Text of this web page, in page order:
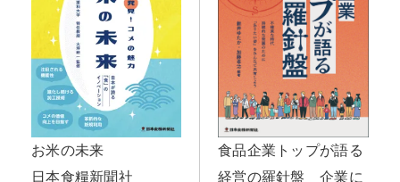
お米の未来
日本食糧新聞社
食品企業トップが語る
経営の羅針盤 企業に